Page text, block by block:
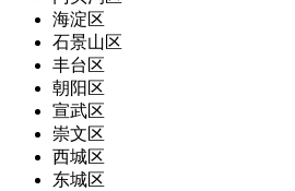
海淀区
石景山区
丰台区
朝阳区
宣武区
崇文区
西城区
东城区